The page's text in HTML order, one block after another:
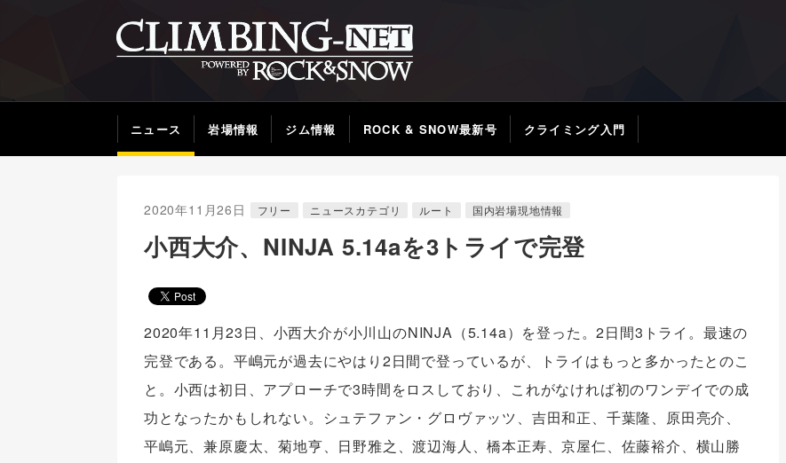
ニュース 岩場情報 ジム情報 ROCK & SNOW最新号 クライミング入門
2020年11月26日 フリー ニュースカテゴリ ルート 国内岩場現地情報
小西大介、NINJA 5.14aを3トライで完登
2020年11月23日、小西大介が小川山のNINJA（5.14a）を登った。2日間3トライ。最速の
完登である。平嶋元が過去にやはり2日間で登っているが、トライはもっと多かったとのこ
と。小西は初日、アプローチで3時間をロスしており、これがなければ初のワンデイでの成
功となったかもしれない。シュテファン・グロヴァッツ、吉田和正、千葉隆、原田亮介、
平嶋元、兼原慶太、菊地亨、日野雅之、渡辺海人、橋本正寿、京屋仁、佐藤裕介、横山勝